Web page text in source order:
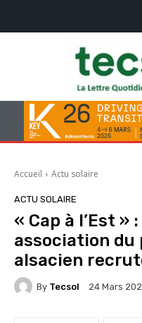
Accueil Actu solaire
ACTU SOLAIRE
« Cap à l’Est »
association
alsacien
By Tecsol 24 Mars